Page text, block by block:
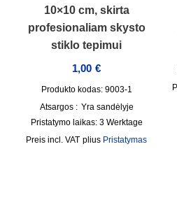
10×10 cm, skirta
profesionaliam skysto
stiklo tepimui
1,00 €
Produkto kodas: 9003-1
Atsargos : Yra sandėlyje
Pristatymo laikas: 3 Werktage
incl. VAT plius Pristatymas